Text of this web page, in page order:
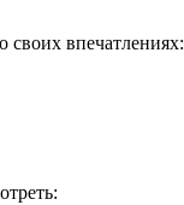
своих впечатлениях: